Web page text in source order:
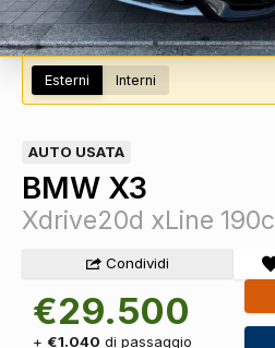
Esterni Interni
AUTO USATA
BMW X3
Xdrive20d xLine
Condividi
€29.500
+ €1.040 di passaggio